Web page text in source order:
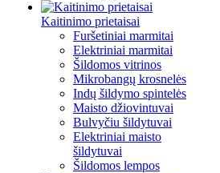
Kaitinimo prietaisai
Furšetiniai marmitai
Elektriniai marmitai
Šildomos vitrinos
Mikrobangų krosnelės
Indų šildymo spintelės
Maisto džiovintuvai
Bulvyčiu šildytuvai
Elektriniai maisto
šildytuvai
Šildomos lempos